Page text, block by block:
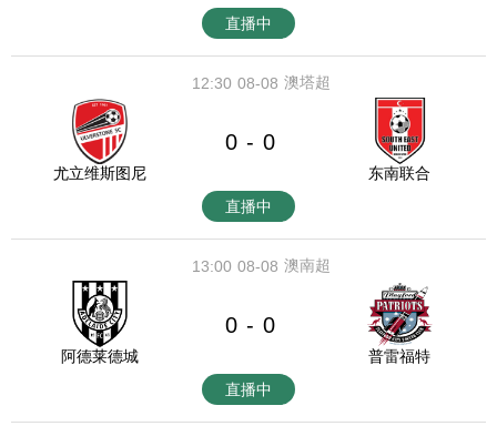
直播中
08-08
12:30 澳塔超
尤立维斯图尼
0 - 0
东南联合
直播中
08-08
13:00 澳南超
阿德莱德城
0 - 0
普雷福特
直播中